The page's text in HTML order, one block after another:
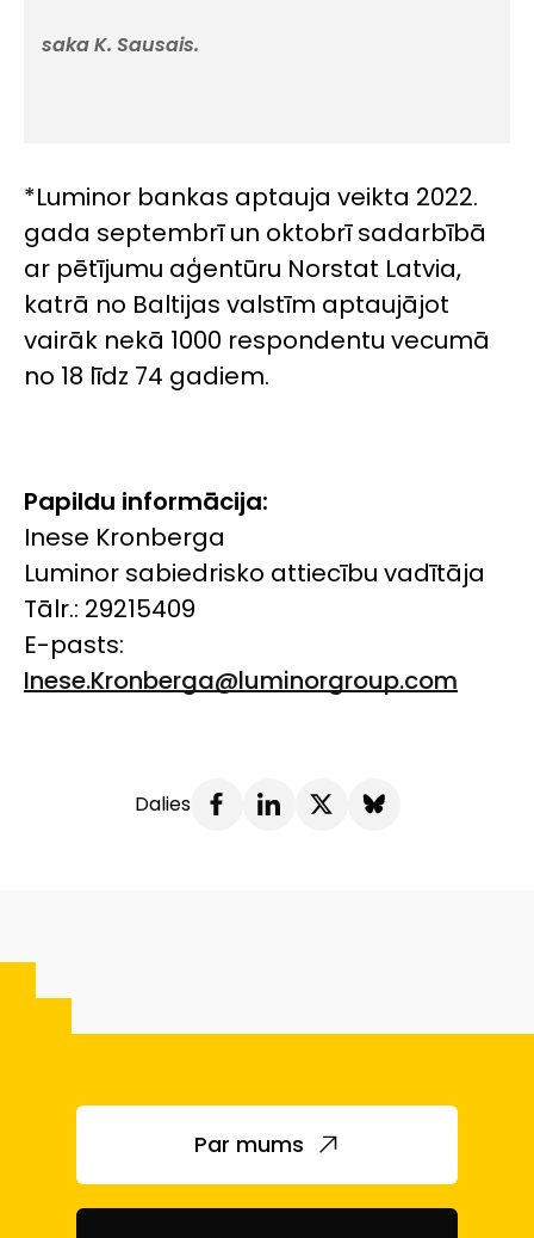
saka K. Sausais.
*Luminor bankas aptauja veikta 2022.
gada septembrī un oktobrī sadarbībā
ar pētījumu aģentūru Norstat Latvia,
katrā no Baltijas valstīm aptaujājot
vairāk nekā 1000 respondentu vecumā
no 18 līdz 74 gadiem.
Papildu informācija:
Inese Kronberga
Luminor sabiedrisko attiecību vadītāja
Tālr.: 29215409
E-pasts:
Inese.Kronberga@luminorgroup.com
Dalies
Par mums